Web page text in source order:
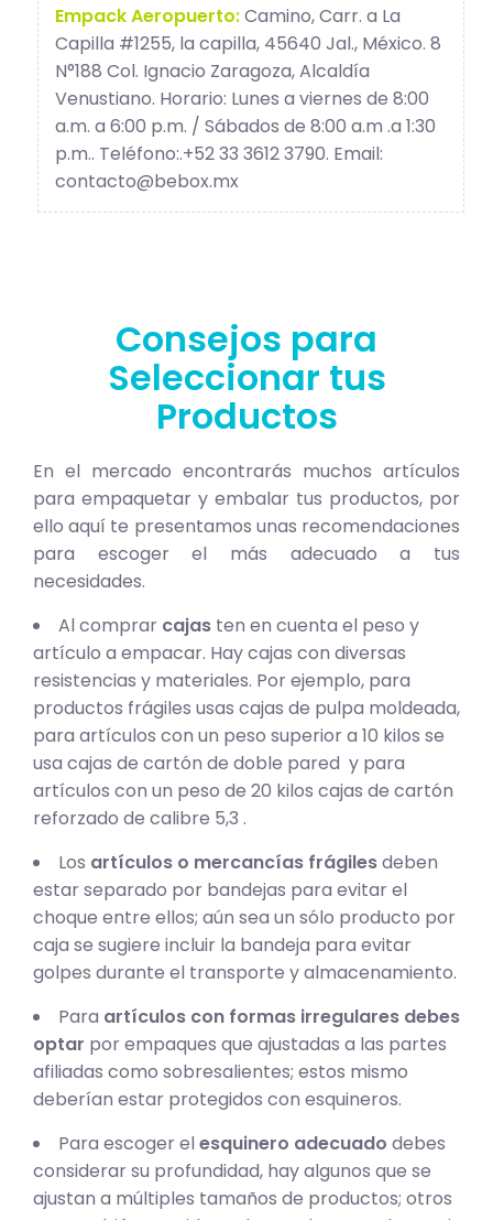
Empack Aeropuerto:Camino, Carr. a La
Capilla #1255, la capilla, 45640 Jal., México. 8
N°188 Col. Ignacio Zaragoza, Alcaldía
Venustiano. Horario: Lunes a viernes de 8:00
a.m. a 6:00 p.m. / Sábados de 8:00 a.m .a 1:30
p.m.. Teléfono:.+52 33 3612 3790. Email:
contacto@bebox.mx
Consejos para
Seleccionar tus
Productos
En el mercado encontrarás muchos artículos
para empaquetar y embalar tus productos, por
ello aquí te presentamos unas recomendaciones
para escoger el más adecuado a tus
necesidades.
Al comprar cajas ten en cuenta el peso y
artículo a empacar. Hay cajas con diversas
resistencias y materiales. Por ejemplo, para
productos frágiles usas cajas de pulpa moldeada,
para artículos con un peso superior a 10 kilos se
usa cajas de cartón de doble pared y para
artículos con un peso de 20 kilos cajas de cartón
reforzado de calibre 5,3 .
Los artículos o mercancías frágilesdeben
estar separado por bandejas para evitar el
choque entre ellos; aún sea un sólo producto por
caja se sugiere incluir la bandeja para evitar
golpes durante el transporte y almacenamiento.
Para artículos con formas irregulares debes
optar por empaques que ajustadas a las partes
afiliadas como sobresalientes; estos mismo
deberían estar protegidos con esquineros.
Para escoger el esquinero adecuado debes
considerar su profundidad, hay algunos que se
ajustan a múltiples tamaños de productos; otros